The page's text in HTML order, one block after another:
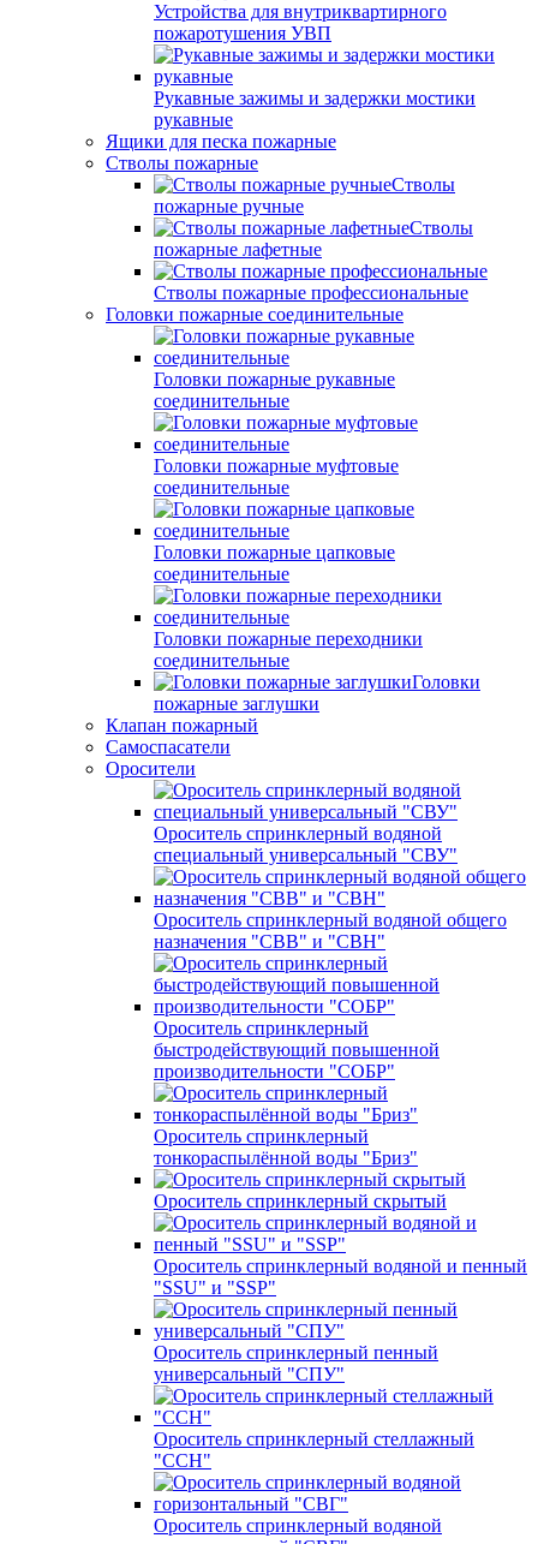
Устройства для внутриквартирного
пожаротушения УВП
Рукавные зажимы и задержки мостики
рукавные
Ящики для песка пожарные
Стволы пожарные
Стволы
пожарные ручные
Стволы
пожарные лафетные
Стволы пожарные профессиональные
Головки пожарные соединительные
Головки пожарные рукавные
соединительные
Головки пожарные муфтовые
соединительные
Головки пожарные цапковые
соединительные
Головки пожарные переходники
соединительные
Головки
пожарные заглушки
Клапан пожарный
Самоспасатели
Оросители
Ороситель спринклерный водяной
специальный универсальный "СВУ"
Ороситель спринклерный водяной общего
назначения "СВВ" и "СВН"
Ороситель спринклерный
быстродействующий повышенной
производительности "СОБР"
Ороситель спринклерный
тонкораспылённой воды "Бриз"
Ороситель спринклерный скрытый
Ороситель спринклерный водяной и пенный
"SSU" и "SSP"
Ороситель спринклерный пенный
универсальный "СПУ"
Ороситель спринклерный стеллажный
"ССН"
Ороситель спринклерный водяной